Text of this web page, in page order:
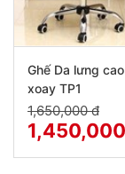
Ghế Da lưng
xoay TP1
1,650,000 đ